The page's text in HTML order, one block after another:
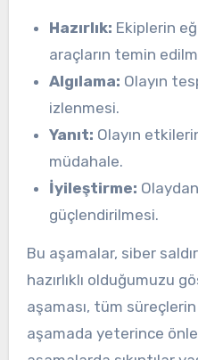
Hazırlık: Ekiplerin
araçların temin
Algılama: Olayın
izlenmesi.
Yanıt: Olayın
müdahale.
İyileştirme:
güçlendirilmesi.
Bu aşamalar, siber
hazırlıklı olduğumuzu
aşaması, tüm
aşamada yeterince